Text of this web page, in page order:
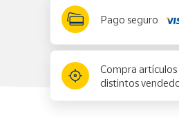
Pago seguro
Compra artículos
distintos